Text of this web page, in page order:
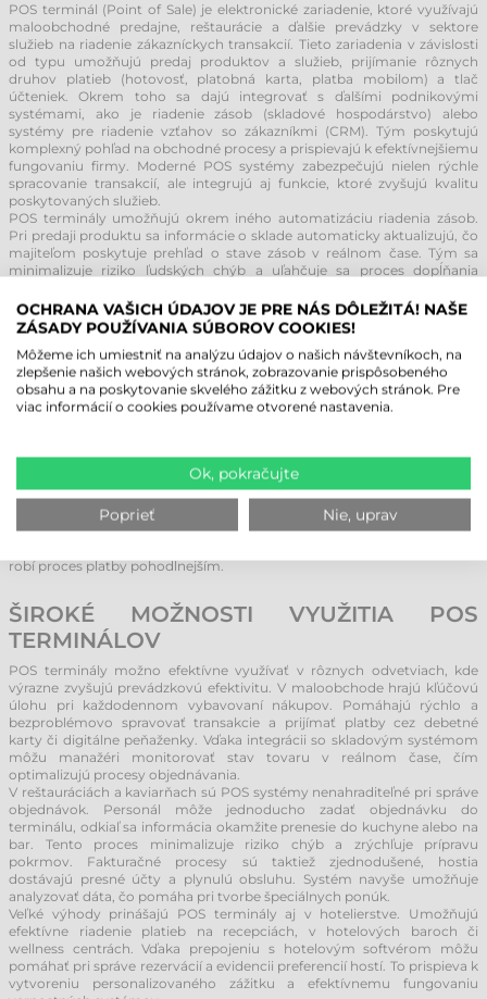
POS terminál (Point of Sale) je elektronické zariadenie, ktoré využívajú
maloobchodné predajne, reštaurácie a ďalšie prevádzky v sektore
služieb na riadenie zákazníckych transakcií. Tieto zariadenia v závislosti
od typu umožňujú predaj produktov a služieb, prijímanie rôznych
druhov platieb (hotovosť, platobná karta, platba mobilom) a tlač
účteniek. Okrem toho sa dajú integrovať s ďalšími podnikovými
systémami, ako je riadenie zásob (skladové hospodárstvo) alebo
systémy pre riadenie vzťahov so zákazníkmi (CRM). Tým poskytujú
komplexný pohľad na obchodné procesy a prispievajú k efektívnejšiemu
fungovaniu firmy. Moderné POS systémy zabezpečujú nielen rýchle
spracovanie transakcií, ale integrujú aj funkcie, ktoré zvyšujú kvalitu
poskytovaných služieb.
POS terminály umožňujú okrem iného automatizáciu riadenia zásob.
Pri predaji produktu sa informácie o sklade automaticky aktualizujú, čo
majiteľom poskytuje prehľad o stave zásob v reálnom čase. Tým sa
minimalizuje riziko ľudských chýb a uľahčuje sa proces dopĺňania
zjednodušuje účtovníctvo a prípravu finančných výkazov. Automatické
zaznamenávanie transakcií a generovanie denných, týždenných či
obraz o hospodárení podniku, čo je kľúčové pre strategické
rozhodovanie.
Riadenie vzťahov so zákazníkmi je ďalším pilierom moderných
systémov. Analýza nákupných návykov umožňuje tvorbu
vytvárať akcie, ktoré zvyšujú ich lojalitu a podporujú ďalší predaj.
Moderné riešenia sú dostupné aj v prenosných verziách, čo výrazne
zvyšuje flexibilitu. Použitie mobilných POS terminálov je mimoriadne
užitočné v pohostinstve, kde obsluhujúci personál môže prijímať
objednávky a spracovávať platby priamo pri stole. To nielen zrýchľuje
robí proces platby pohodlnejším.
ŠIROKÉ MOŽNOSTI VYUŽITIA POS
TERMINÁLOV
POS terminály možno efektívne využívať v rôznych odvetviach, kde
výrazne zvyšujú prevádzkovú efektivitu. V maloobchode hrajú kľúčovú
úlohu pri každodennom vybavovaní nákupov. Pomáhajú rýchlo a
bezproblémovo spravovať transakcie a prijímať platby cez debetné
karty či digitálne peňaženky. Vďaka integrácii so skladovým systémom
môžu manažéri monitorovať stav tovaru v reálnom čase, čím
optimalizujú procesy objednávania.
V reštauráciách a kaviarňach sú POS systémy nenahraditeľné pri správe
objednávok. Personál môže jednoducho zadať objednávku do
terminálu, odkiaľ sa informácia okamžite prenesie do kuchyne alebo na
bar. Tento proces minimalizuje riziko chýb a zrýchľuje prípravu
pokrmov. Fakturačné procesy sú taktiež zjednodušené, hostia
dostávajú presné účty a plynulú obsluhu. Systém navyše umožňuje
analyzovať dáta, čo pomáha pri tvorbe špeciálnych ponúk.
Veľké výhody prinášajú POS terminály aj v hotelierstve. Umožňujú
efektívne riadenie platieb na recepciách, v hotelových baroch či
wellness centrách. Vďaka prepojeniu s hotelovým softvérom môžu
pomáhať pri správe rezervácií a evidencii preferencií hostí. To prispieva k
vytvoreniu personalizovaného zážitku a efektívnemu fungovaniu
OCHRANA VAŠICH ÚDAJOV JE PRE NÁS DÔLEŽITÁ! NAŠE
ZÁSADY POUŽÍVANIA SÚBOROV COOKIES!
Môžeme ich umiestniť na analýzu údajov o našich návštevníkoch, na
zlepšenie našich webových stránok, zobrazovanie prispôsobeného
obsahu a na poskytovanie skvelého zážitku z webových stránok. Pre
viac informácií o cookies používame otvorené nastavenia.
Ok, pokračujte
Poprieť Nie, uprav